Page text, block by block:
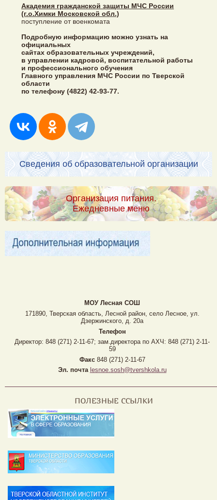
Академия гражданской защиты МЧС России
(г.о.Химки Московской обл.)
поступление от военкомата
Подробную информацию можно узнать на
официальных
сайтах образовательных учреждений,
в управлении кадровой, воспитательной работы
и профессионального обучения
Главного управления МЧС России по Тверской
области
по телефону (4822) 42-93-77.
Сведения об образовательной организации
Организация питания.
Ежедневные меню
МОУ Лесная CОШ
171890, Тверская область, Лесной район, село Лесное, ул.
Дзержинского, д. 20а
Телефон
Директор: 848 (271) 2-11-67; зам.директора по АХЧ: 848 (271) 2-11-
59
Факс848 (271) 2-11-67
Эл. почта lesnoe.sosh@tvershkola.ru
ПОЛЕЗНЫЕ ССЫЛКИ